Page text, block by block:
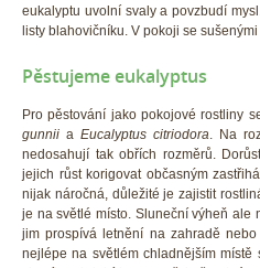
eukalyptu uvolní svaly a povzbudí
listy blahovičníku. V pokoji se
Pěstujeme eukalyptus
Pro pěstování jako pokojové rostliny
gunnii a Eucalyptus citriodora. Na
nedosahují tak obřích rozměrů.
jejich růst korigovat občasným
nijak náročná, důležité je zajistit
je na světlé místo. Sluneční výheň ale
jim prospívá letnění na zahradě
nejlépe na světlém chladnějším